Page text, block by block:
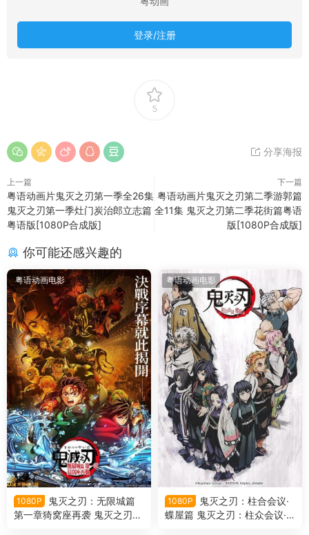
登录/注册
5
分享海报
上一篇
粤语动画片鬼灭之刃第一季全26集
鬼灭之刃第一季灶门炭治郎立志篇
粤语版[1080P合成版]
下一篇
粤语动画片鬼灭之刃第二季游郭篇
全11集 鬼灭之刃第二季花街篇粤语
版[1080P合成版]
你可能还感兴趣的
粤语动画电影
1080P
鬼灭之刃：无限城篇
第一章猗窝座再袭 鬼灭之刃剧
粤语动画电影
1080P
鬼灭之刃：柱合会议·
蝶屋篇 鬼灭之刃：柱众会议·